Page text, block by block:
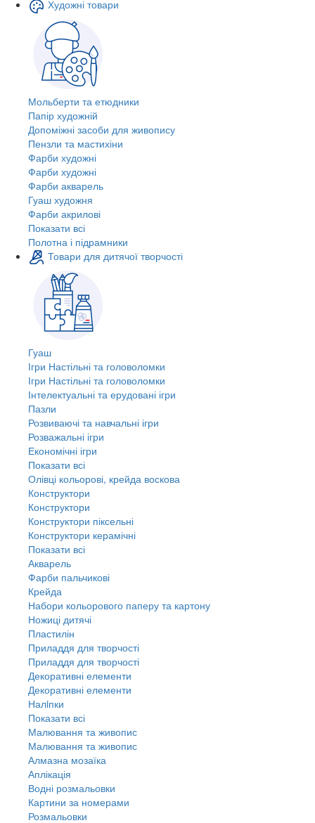
Художні товари
Мольберти та етюдники
Папір художній
Допоміжні засоби для живопису
Пензли та мастихіни
Фарби художні
Фарби художні
Фарби акварель
Гуаш художня
Фарби акрилові
Показати всі
Полотна і підрамники
Товари для дитячої творчості
Гуаш
Ігри Настільні та головоломки
Ігри Настільні та головоломки
Інтелектуальні та ерудовані ігри
Пазли
Розвиваючі та навчальні ігри
Розважальні ігри
Економічні ігри
Показати всі
Олівці кольорові, крейда воскова
Конструктори
Конструктори
Конструктори піксельні
Конструктори керамічні
Показати всі
Акварель
Фарби пальчикові
Крейда
Набори кольорового паперу та картону
Ножиці дитячі
Пластилін
Приладдя для творчості
Приладдя для творчості
Декоративні елементи
Декоративні елементи
Налiпки
Показати всі
Малювання та живопис
Малювання та живопис
Алмазна мозаїка
Аплікація
Водні розмальовки
Картини за номерами
Розмальовки